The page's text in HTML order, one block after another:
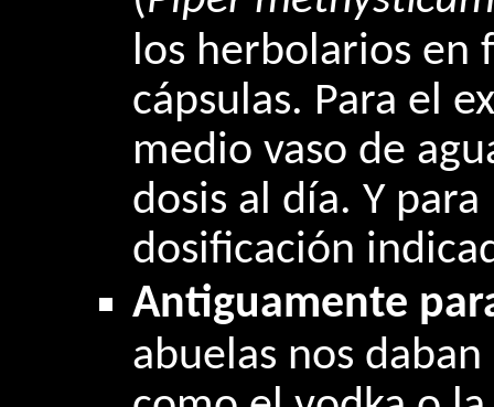
los herbolarios en
cápsulas. Para el
medio vaso de
dosis al día. Y
dosificación
Antiguamente
abuelas nos